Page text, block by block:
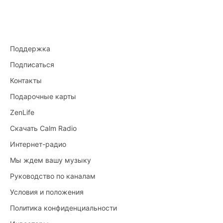
Поддержка
Подписаться
Контакты
Подарочные карты
ZenLife
Скачать Calm Radio
Интернет-радио
Мы ждем вашу музыку
Руководство по каналам
Условия и положения
Политика конфиденциальности